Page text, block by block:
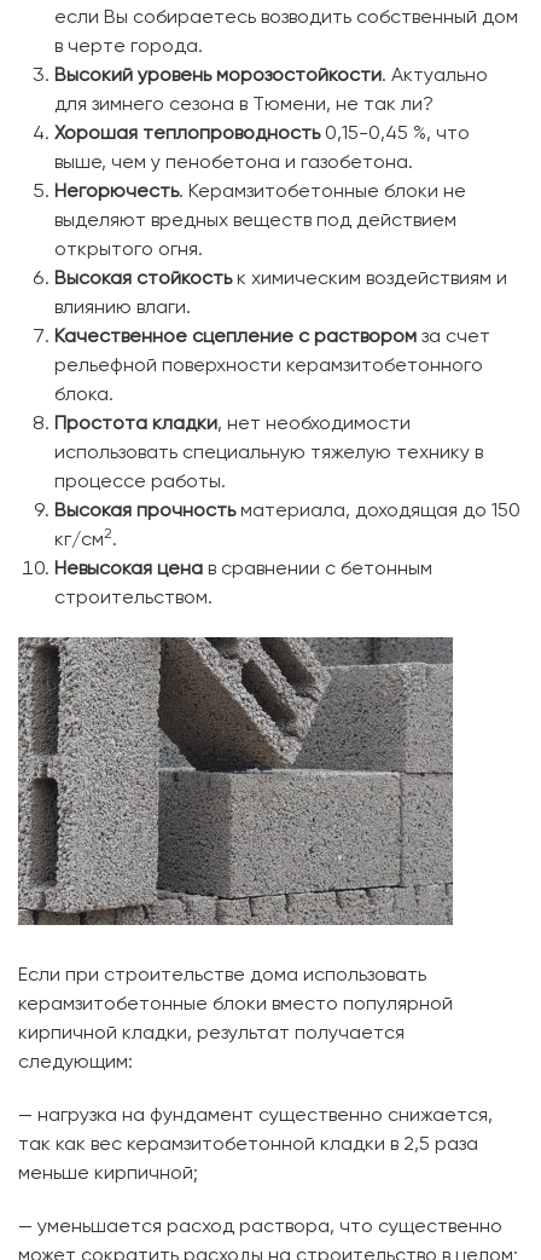
если Вы собираетесь возводить собственный дом
в черте города.
Высокий уровень морозостойкости. Актуально
для зимнего сезона в Тюмени, не так ли?
Хорошая теплопроводность0,15-0,45 %, что
выше, чем у пенобетона и газобетона.
Негорючесть. Керамзитобетонные блоки не
выделяют вредных веществ под действием
открытого огня.
Высокая стойкостьк химическим воздействиям и
влиянию влаги.
Качественное сцепление с раствором за счет
рельефной поверхности керамзитобетонного
блока.
Простота кладки, нет необходимости
использовать специальную тяжелую технику в
процессе работы.
Высокая прочностьматериала, доходящая до 150
кг/см2.
Невысокая цена в сравнении с бетонным
строительством.
Если при строительстве дома использовать
керамзитобетонные блоки вместо популярной
кирпичной кладки, результат получается
следующим:
— нагрузка на фундамент существенно снижается,
так как вес керамзитобетонной кладки в 2,5 раза
меньше кирпичной;
— уменьшается расход раствора, что существенно